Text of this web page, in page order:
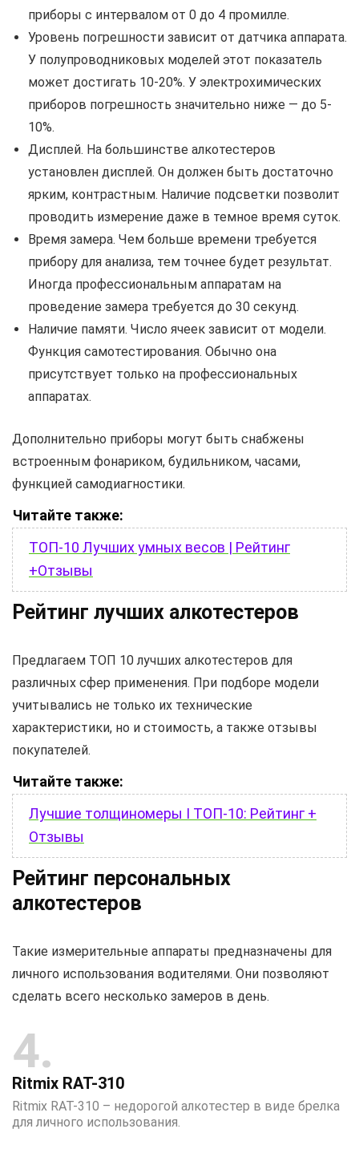
приборы с интервалом от 0 до 4 промилле.
Уровень погрешности зависит от датчика аппарата.
У полупроводниковых моделей этот показатель
может достигать 10-20%. У электрохимических
приборов погрешность значительно ниже — до 5-
10%.
Дисплей. На большинстве алкотестеров
установлен дисплей. Он должен быть достаточно
ярким, контрастным. Наличие подсветки позволит
проводить измерение даже в темное время суток.
Время замера. Чем больше времени требуется
прибору для анализа, тем точнее будет результат.
Иногда профессиональным аппаратам на
проведение замера требуется до 30 секунд.
Наличие памяти. Число ячеек зависит от модели.
Функция самотестирования. Обычно она
присутствует только на профессиональных
аппаратах.
Дополнительно приборы могут быть снабжены
встроенным фонариком, будильником, часами,
функцией самодиагностики.
Читайте также:
ТОП-10 Лучших умных весов | Рейтинг
+Отзывы
Рейтинг лучших алкотестеров
Предлагаем ТОП 10 лучших алкотестеров для
различных сфер применения. При подборе модели
учитывались не только их технические
характеристики, но и стоимость, а также отзывы
покупателей.
Читайте также:
Лучшие толщиномеры I ТОП-10: Рейтинг +
Отзывы
Рейтинг персональных
алкотестеров
Такие измерительные аппараты предназначены для
личного использования водителями. Они позволяют
сделать всего несколько замеров в день.
4
Ritmix RAT-310
Ritmix RAT-310 – недорогой алкотестер в виде брелка
для личного использования.